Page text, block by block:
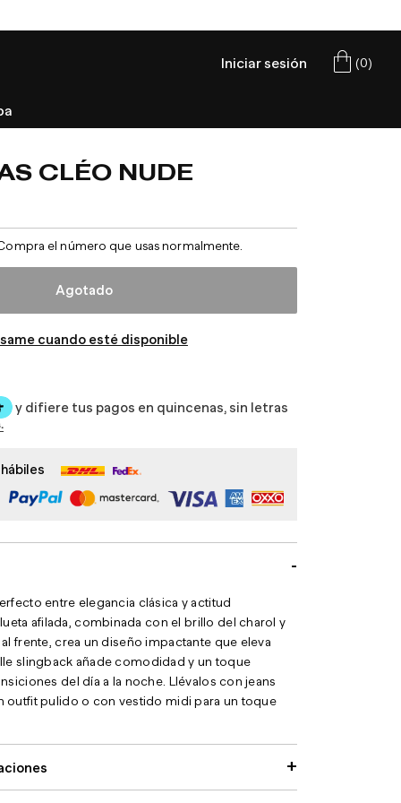
Iniciar sesión Carrito
(0)
CLÉO NUDE
el número que usas normalmente.
Agotado
cuando esté disponible
entre elegancia clásica y actitud
afilada, combinada con el brillo del charol y
frente, crea un diseño impactante que eleva
slingback añade comodidad y un toque
del día a la noche. Llévalos con jeans
outfit pulido o con vestido midi para un toque